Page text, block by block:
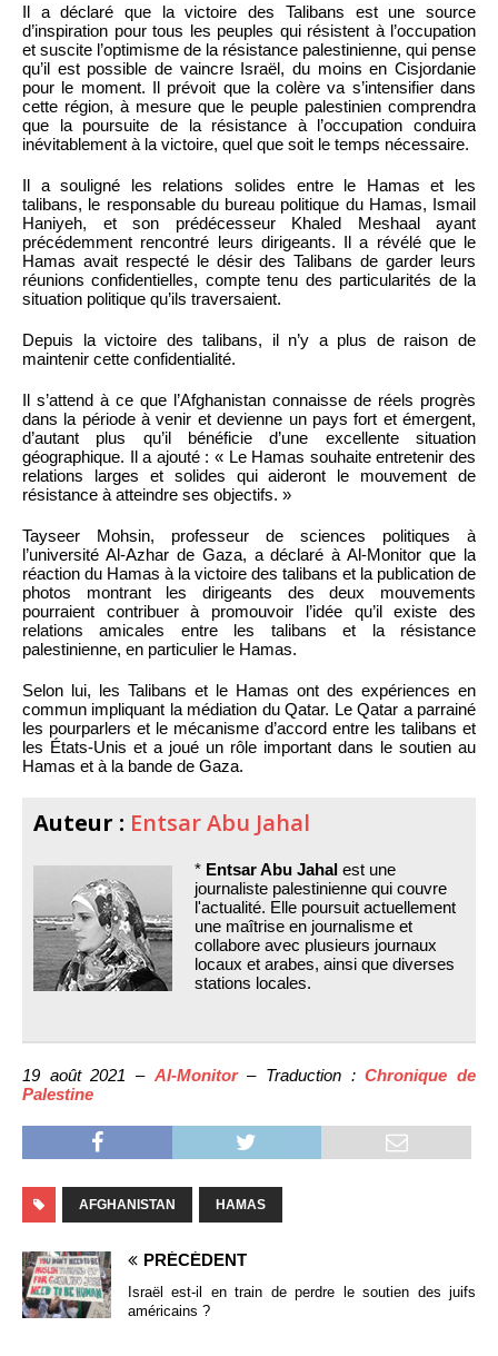
Il a déclaré que la victoire des Talibans est une source
d’inspiration pour tous les peuples qui résistent à l’occupation
et suscite l’optimisme de la résistance palestinienne, qui pense
qu’il est possible de vaincre Israël, du moins en Cisjordanie
pour le moment. Il prévoit que la colère va s’intensifier dans
cette région, à mesure que le peuple palestinien comprendra
que la poursuite de la résistance à l’occupation conduira
inévitablement à la victoire, quel que soit le temps nécessaire.
Il a souligné les relations solides entre le Hamas et les
talibans, le responsable du bureau politique du Hamas, Ismail
Haniyeh, et son prédécesseur Khaled Meshaal ayant
précédemment rencontré leurs dirigeants. Il a révélé que le
Hamas avait respecté le désir des Talibans de garder leurs
réunions confidentielles, compte tenu des particularités de la
situation politique qu’ils traversaient.
Depuis la victoire des talibans, il n’y a plus de raison de
maintenir cette confidentialité.
Il s’attend à ce que l’Afghanistan connaisse de réels progrès
dans la période à venir et devienne un pays fort et émergent,
d’autant plus qu’il bénéficie d’une excellente situation
géographique. Il a ajouté : « Le Hamas souhaite entretenir des
relations larges et solides qui aideront le mouvement de
résistance à atteindre ses objectifs. »
Tayseer Mohsin, professeur de sciences politiques à
l’université Al-Azhar de Gaza, a déclaré à Al-Monitor que la
réaction du Hamas à la victoire des talibans et la publication de
photos montrant les dirigeants des deux mouvements
pourraient contribuer à promouvoir l’idée qu’il existe des
relations amicales entre les talibans et la résistance
palestinienne, en particulier le Hamas.
Selon lui, les Talibans et le Hamas ont des expériences en
commun impliquant la médiation du Qatar. Le Qatar a parrainé
les pourparlers et le mécanisme d’accord entre les talibans et
les États-Unis et a joué un rôle important dans le soutien au
Hamas et à la bande de Gaza.
Auteur : Entsar Abu Jahal
* Entsar Abu Jahal est une
journaliste palestinienne qui couvre
l'actualité. Elle poursuit actuellement
une maîtrise en journalisme et
collabore avec plusieurs journaux
locaux et arabes, ainsi que diverses
stations locales.
19 août 2021 – Al-Monitor– Traduction :Chronique de
Palestine
AFGHANISTAN HAMAS
PRÉCÉDENT
Israël est-il en train de perdre le soutien des juifs
américains ?